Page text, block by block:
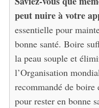
peut nuire à votre
essentielle pour
bonne santé. Boire
la peau souple et
l’Organisation
recommandé de
pour rester en bonne